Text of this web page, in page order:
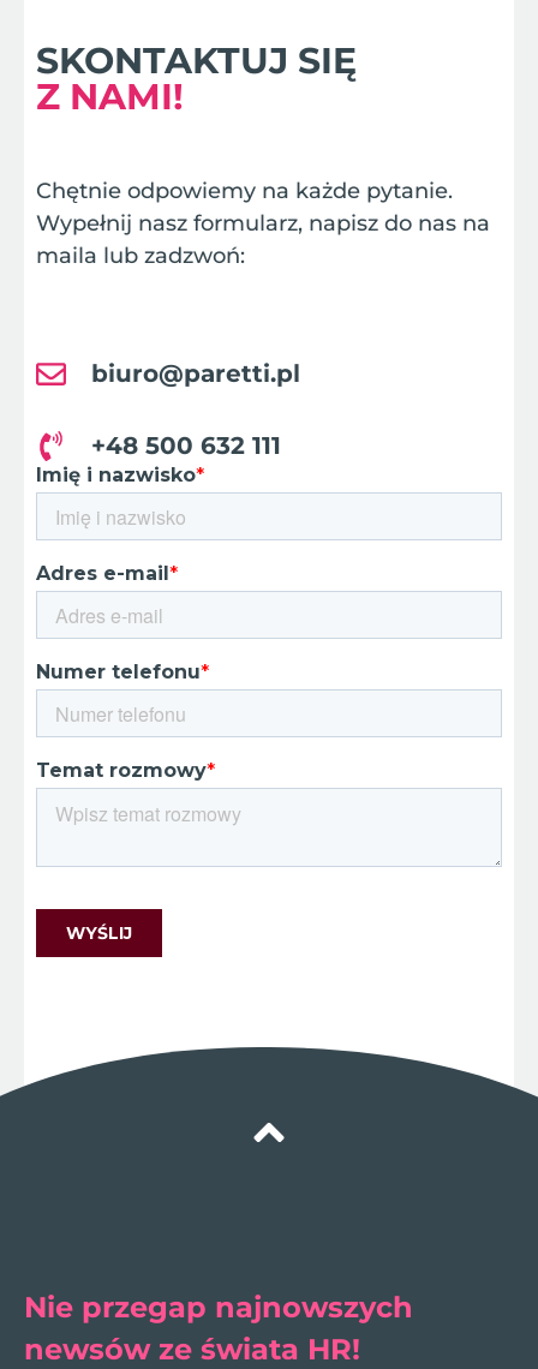
SKONTAKTUJ SIĘ
Z NAMI!
Chętnie odpowiemy na każde pytanie.
Wypełnij nasz formularz, napisz do nas na
maila lub zadzwoń:
biuro@paretti.pl
+48 500 632 111
Nie przegap najnowszych
newsów ze świata HR!